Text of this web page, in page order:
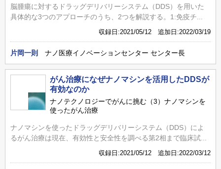
脳腫瘍に対するドラッグデリバリーシステム（DDS）を用いた
具体的な3つのアプローチのうち、2つを解説する。1:免疫チ...
収録日:2021/05/12 追加日:2022/03/19
片岡一則 ナノ医療イノベーションセンター センター長
がん治療になぜナノマシンを活用したDDSが
有効なのか
ナノテクノロジーでがんに挑む（3）ナノマシンを
使ったがん治療
ナノマシンを使ったドラッグデリバリーシステム（DDS）によ
るがん治療は現在、有効性と安全性を調べる第2相まで臨床試...
収録日:2021/05/12 追加日:2022/03/12